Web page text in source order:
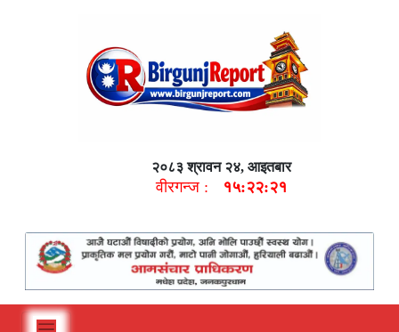
२०८३ श्रावन २४, आइतबार
वीरगन्ज : १५:२२:२३